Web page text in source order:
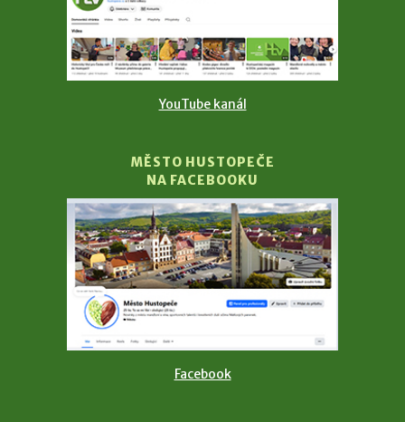
YouTube kanál
MĚSTO HUSTOPEČE
NA FACEBOOKU
Facebook